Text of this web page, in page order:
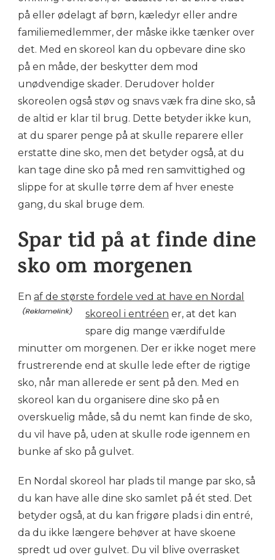
på eller ødelagt af børn, kæledyr eller andre
familiemedlemmer, der måske ikke tænker over
det. Med en skoreol kan du opbevare dine sko
på en måde, der beskytter dem mod
unødvendige skader. Derudover holder
skoreolen også støv og snavs væk fra dine sko, så
de altid er klar til brug. Dette betyder ikke kun,
at du sparer penge på at skulle reparere eller
erstatte dine sko, men det betyder også, at du
kan tage dine sko på med ren samvittighed og
slippe for at skulle tørre dem af hver eneste
gang, du skal bruge dem.
Spar tid på at finde dine
sko om morgenen
En af de største fordele ved at have en Nordal
skoreol i entréen er, at det kan
spare dig mange værdifulde
minutter om morgenen. Der er ikke noget mere
frustrerende end at skulle lede efter de rigtige
sko, når man allerede er sent på den. Med en
skoreol kan du organisere dine sko på en
overskuelig måde, så du nemt kan finde de sko,
du vil have på, uden at skulle rode igennem en
bunke af sko på gulvet.
En Nordal skoreol har plads til mange par sko, så
du kan have alle dine sko samlet på ét sted. Det
betyder også, at du kan frigøre plads i din entré,
da du ikke længere behøver at have skoene
spredt ud over gulvet. Du vil blive overrasket